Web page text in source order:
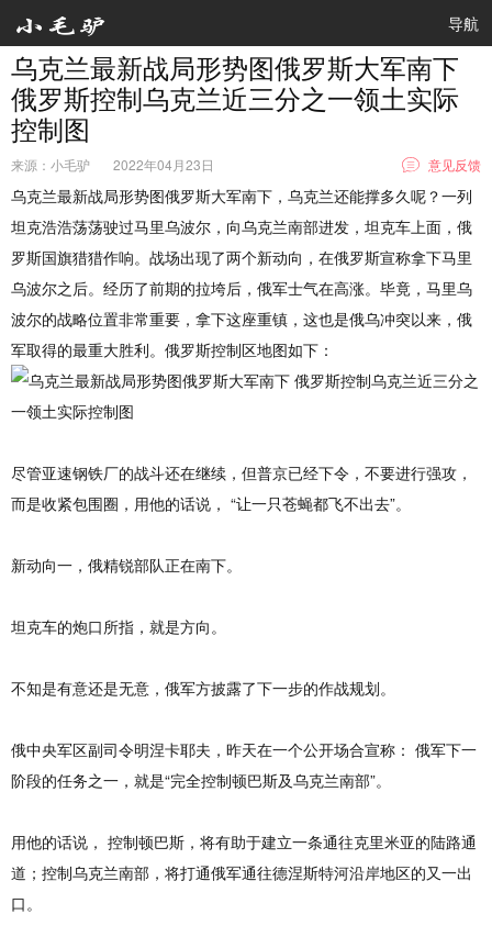
导航
乌克兰最新战局形势图俄罗斯大军南下
俄罗斯控制乌克兰近三分之一领土实际
控制图
来源：小毛驴 2022年04月23日 意见反馈
乌克兰最新战局形势图俄罗斯大军南下，乌克兰还能撑多久呢？一列
坦克浩浩荡荡驶过马里乌波尔，向乌克兰南部进发，坦克车上面，俄
罗斯国旗猎猎作响。 战场出现了两个新动向，在俄罗斯宣称拿下马里
乌波尔之后。 经历了前期的拉垮后，俄军士气在高涨。毕竟，马里乌
波尔的战略位置非常重要，拿下这座重镇，这也是俄乌冲突以来，俄
军取得的最重大胜利。俄罗斯控制区地图如下：
尽管亚速钢铁厂的战斗还在继续，但普京已经下令，不要进行强攻，
而是收紧包围圈，用他的话说， “让一只苍蝇都飞不出去”。
新动向一，俄精锐部队正在南下。
坦克车的炮口所指，就是方向。
不知是有意还是无意，俄军方披露了下一步的作战规划。
俄中央军区副司令明涅卡耶夫，昨天在一个公开场合宣称： 俄军下一
阶段的任务之一，就是“完全控制顿巴斯及乌克兰南部”。
用他的话说， 控制顿巴斯，将有助于建立一条通往克里米亚的陆路通
道；控制乌克兰南部，将打通俄军通往德涅斯特河沿岸地区的又一出
口。